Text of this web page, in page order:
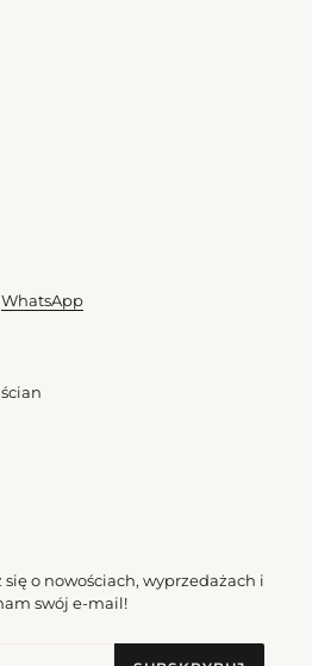
WhatsApp
o nowościach, wyprzedażach i
swój e-mail!